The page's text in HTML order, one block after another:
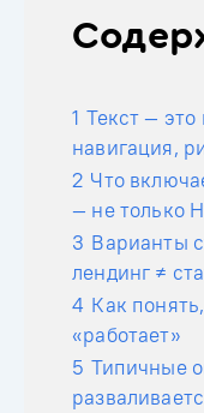
1 Текст — это
навигация,
2 Что
— не только
3 Варианты
лендинг ≠
4 Как
«работает»
5 Типичные